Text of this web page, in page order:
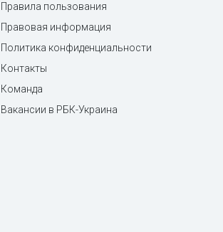
Правила пользования
Правовая информация
Политика конфиденциальности
Контакты
Команда
Вакансии в РБК-Украина